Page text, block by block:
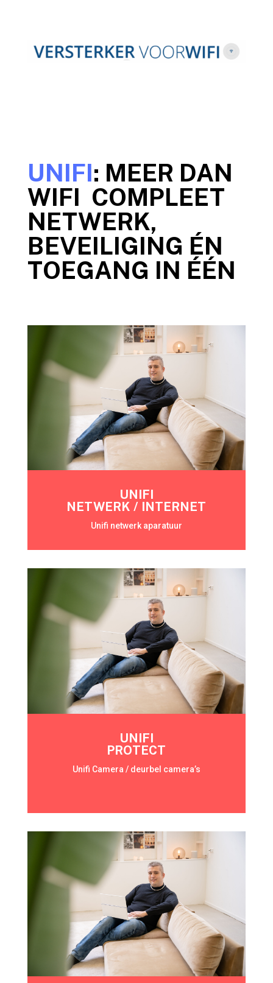
UNIFI: MEER DAN
WIFI COMPLEET
NETWERK,
BEVEILIGING ÉN
TOEGANG IN ÉÉN
UNIFI
NETWERK / INTERNET
Unifi netwerk aparatuur
UNIFI
PROTECT
Unifi Camera / deurbel camera’s